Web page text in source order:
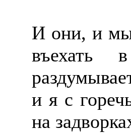
И они, и
и я с
на